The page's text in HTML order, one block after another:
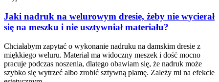
Jaki nadruk na welurowym dresie, żeby nie wycierał
się na meszku i nie usztywniał materiału?
Chciałabym zapytać o wykonanie nadruku na damskim dresie z
miękkiego weluru. Materiał ma widoczny meszek i dość mocno
pracuje podczas noszenia, dlatego obawiam się, że nadruk może
szybko się wytrzeć albo zrobić sztywną plamę. Zależy mi na efekcie